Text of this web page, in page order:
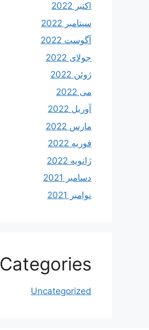
اکتبر 2022
سپتامبر 2022
آگوست 2022
جولای 2022
ژوئن 2022
می 2022
آوریل 2022
مارس 2022
فوریه 2022
ژانویه 2022
دسامبر 2021
نوامبر 2021
Categories
Uncategorized